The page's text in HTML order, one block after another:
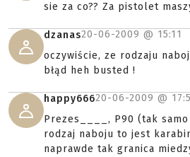
sie za co?? Za pistolet
dzanas20-06-2009 @ 15:11
oczywiście, ze rodzaju
błąd heh busted !
happy66620-06-2009 @
Prezes____, P90 (tak
rodzaj naboju to jest
naprawde tak granica